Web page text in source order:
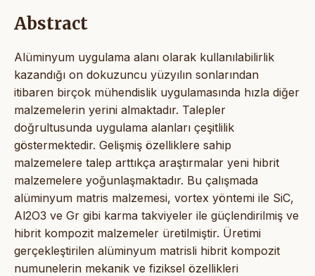
Abstract
Alüminyum uygulama alanı olarak kullanılabilirlik
kazandığı on dokuzuncu yüzyılın sonlarından
itibaren birçok mühendislik uygulamasında hızla diğer
malzemelerin yerini almaktadır. Talepler
doğrultusunda uygulama alanları çeşitlilik
göstermektedir. Gelişmiş özelliklere sahip
malzemelere talep arttıkça araştırmalar yeni hibrit
malzemelere yoğunlaşmaktadır. Bu çalışmada
alüminyum matris malzemesi, vortex yöntemi ile SiC,
Al2O3 ve Gr gibi karma takviyeler ile güçlendirilmiş ve
hibrit kompozit malzemeler üretilmiştir. Üretimi
gerçekleştirilen alüminyum matrisli hibrit kompozit
numunelerin mekanik ve fiziksel özellikleri